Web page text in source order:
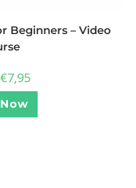
Beginners – Video
€7,95